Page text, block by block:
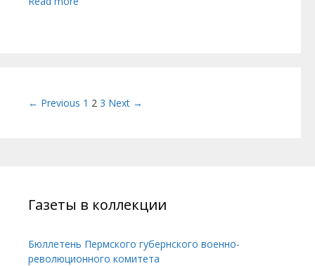
Post navigation
← Previous 1 2 3 Next →
Газеты в коллекции
Бюллетень Пермского губернского военно-
революционного комитета